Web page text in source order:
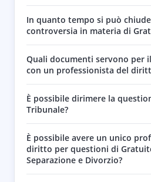
In quanto tempo si può
controversia in materia di
Quali documenti servono per
con un professionista del
È possibile dirimere la
Tribunale?
È possibile avere un unico
diritto per questioni di
Separazione e Divorzio?